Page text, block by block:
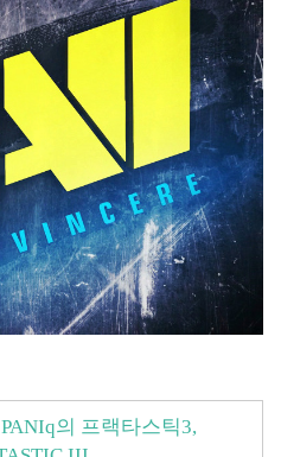
의 프랙타스틱3,